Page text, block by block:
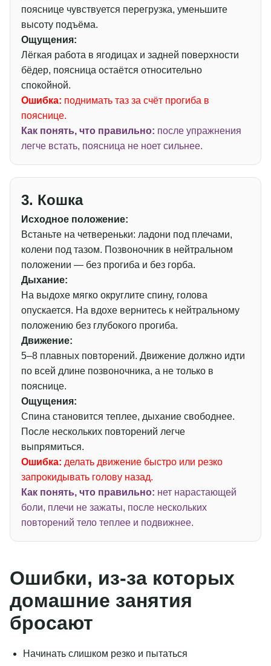
пояснице чувствуется перегрузка, уменьшите
высоту подъёма.
Ощущения:
Лёгкая работа в ягодицах и задней поверхности
бёдер, поясница остаётся относительно
спокойной.
Ошибка: поднимать таз за счёт прогиба в
пояснице.
Как понять, что правильно: после упражнения
легче встать, поясница не ноет сильнее.
3. Кошка
Исходное положение:
Встаньте на четвереньки: ладони под плечами,
колени под тазом. Позвоночник в нейтральном
положении — без прогиба и без горба.
Дыхание:
На выдохе мягко округлите спину, голова
опускается. На вдохе вернитесь к нейтральному
положению без глубокого прогиба.
Движение:
5–8 плавных повторений. Движение должно идти
по всей длине позвоночника, а не только в
пояснице.
Ощущения:
Спина становится теплее, дыхание свободнее.
После нескольких повторений легче
выпрямиться.
Ошибка: делать движение быстро или резко
запрокидывать голову назад.
Как понять, что правильно: нет нарастающей
боли, плечи не зажаты, после нескольких
повторений тело теплее и подвижнее.
Ошибки, из-за которых
домашние занятия
бросают
Начинать слишком резко и пытаться